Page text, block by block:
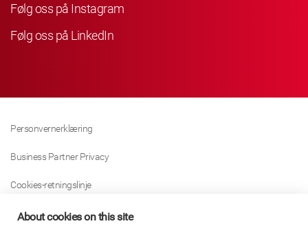
Følg oss på Instagram
Følg oss på LinkedIn
Personvernerklæring
Business Partner Privacy
Cookies-retningslinje
Modern Slavery Act Policy
About cookies on this site